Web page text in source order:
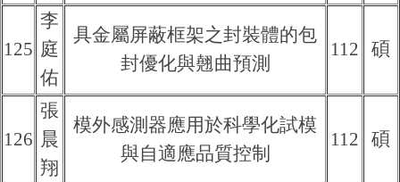
125
李
庭
佑
具金屬屏蔽框架之封裝體的包
封優化與翹曲預測
112 碩
126
張
晨
翔
模外感測器應用於科學化試模
與自適應品質控制
112 碩